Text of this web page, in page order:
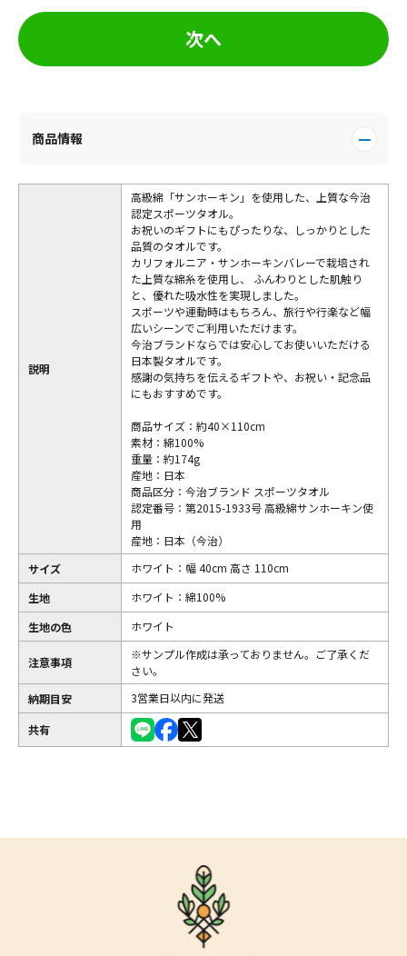
次へ
商品情報
説明
高級綿「サンホーキン」を使用した、上質な今治
認定スポーツタオル。
お祝いのギフトにもぴったりな、しっかりとした
品質のタオルです。
カリフォルニア・サンホーキンバレーで栽培され
た上質な綿糸を使用し、 ふんわりとした肌触り
と、優れた吸水性を実現しました。
スポーツや運動時はもちろん、旅行や行楽など幅
広いシーンでご利用いただけます。
今治ブランドならでは安心してお使いいただける
日本製タオルです。
感謝の気持ちを伝えるギフトや、お祝い・記念品
にもおすすめです。
商品サイズ：約40×110cm
素材：綿100%
重量：約174g
産地：日本
商品区分：今治ブランド スポーツタオル
認定番号：第2015-1933号 高級綿サンホーキン使
用
産地：日本（今治）
サイズ
ホワイト：幅 40cm 高さ 110cm
生地
ホワイト：綿100%
生地の色
ホワイト
注意事項
※サンプル作成は承っておりません。ご了承くだ
さい。
納期目安
3営業日以内に発送
共有